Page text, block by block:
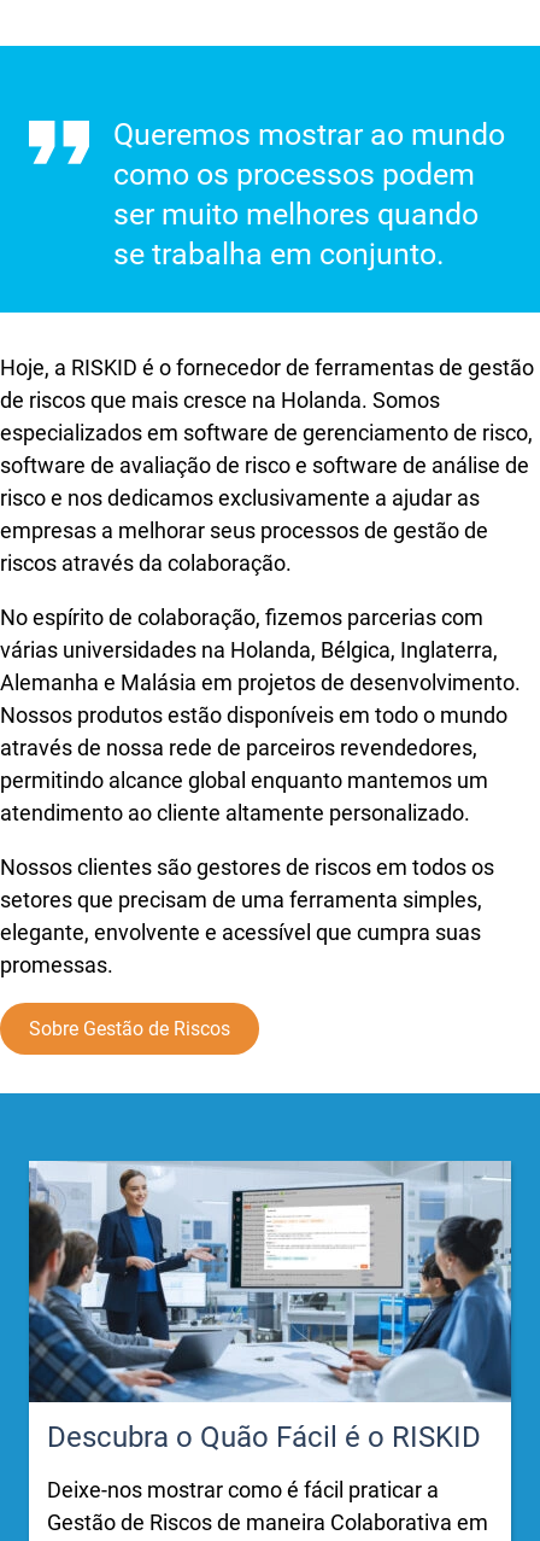
Queremos mostrar ao mundo
como os processos podem
ser muito melhores quando
se trabalha em conjunto.
Hoje, a RISKID é o fornecedor de ferramentas de gestão
de riscos que mais cresce na Holanda. Somos
especializados em software de gerenciamento de risco,
software de avaliação de risco e software de análise de
risco e nos dedicamos exclusivamente a ajudar as
empresas a melhorar seus processos de gestão de
riscos através da colaboração.
No espírito de colaboração, fizemos parcerias com
várias universidades na Holanda, Bélgica, Inglaterra,
Alemanha e Malásia em projetos de desenvolvimento.
Nossos produtos estão disponíveis em todo o mundo
através de nossa rede de parceiros revendedores,
permitindo alcance global enquanto mantemos um
atendimento ao cliente altamente personalizado.
Nossos clientes são gestores de riscos em todos os
setores que precisam de uma ferramenta simples,
elegante, envolvente e acessível que cumpra suas
promessas.
Sobre Gestão de Riscos
Descubra o Quão Fácil é o RISKID
Deixe-nos mostrar como é fácil praticar a
Gestão de Riscos de maneira Colaborativa em